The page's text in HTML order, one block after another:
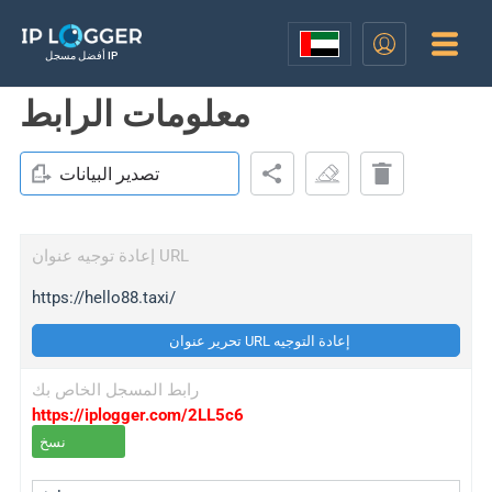
أفضل مسجل IP
معلومات الرابط
تصدير البيانات
إعادة توجيه عنوان URL
https://hello88.taxi/
تحرير عنوان URL إعادة التوجيه
رابط المسجل الخاص بك
https://iplogger.com/2LL5c6
نسخ